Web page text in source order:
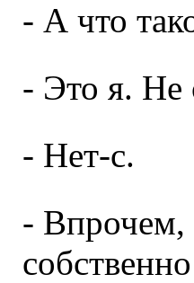
- А что
- Это я. Не
- Нет-с.
- Впрочем,